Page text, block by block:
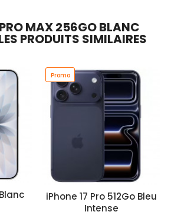
MAX 256GO BLANC
PRODUITS SIMILAIRES
Promo
iPhone 17 Pro 512Go Bleu
Intense